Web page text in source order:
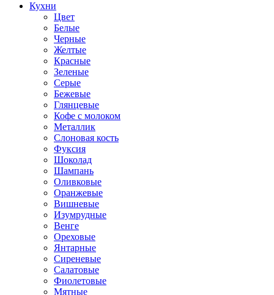
Кухни
Цвет
Белые
Черные
Желтые
Красные
Зеленые
Серые
Бежевые
Глянцевые
Кофе с молоком
Металлик
Слоновая кость
Фуксия
Шоколад
Шампань
Оливковые
Оранжевые
Вишневые
Изумрудные
Венге
Ореховые
Янтарные
Сиреневые
Салатовые
Фиолетовые
Мятные